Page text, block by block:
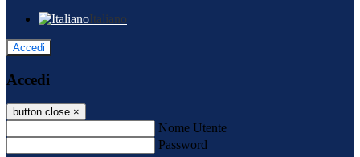
Italiano
Accedi
Accedi
button close ×
Nome Utente
Password